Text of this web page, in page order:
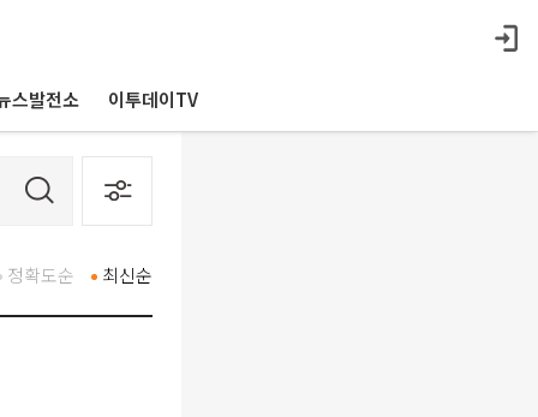
스발전소 이투데이TV
최신순
정확도순